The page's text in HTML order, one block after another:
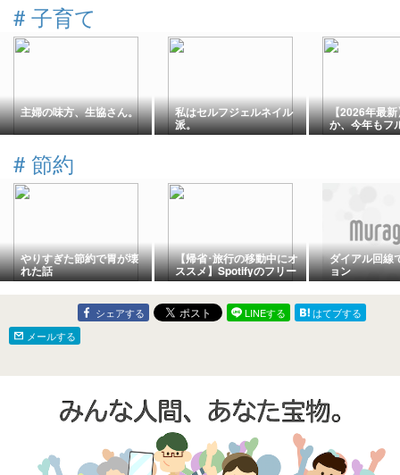
# 子育て
主婦の味方、生協さん。 私はセルフジェルネイル
派。
【2026年最
か、今年もフ
夏のジメジメ
# 節約
やりすぎた節約で胃が壊
れた話
【帰省･旅行の移動中にオ
ススメ】Spotifyのフリー
プランで「ドライブで聴
きたいノリがいい曲ジュ
ークボックス」を無料で
聴こう！【ふにょプレイ
ダイアル回線
ョン
シェアする LINEする
はてブする
メールする